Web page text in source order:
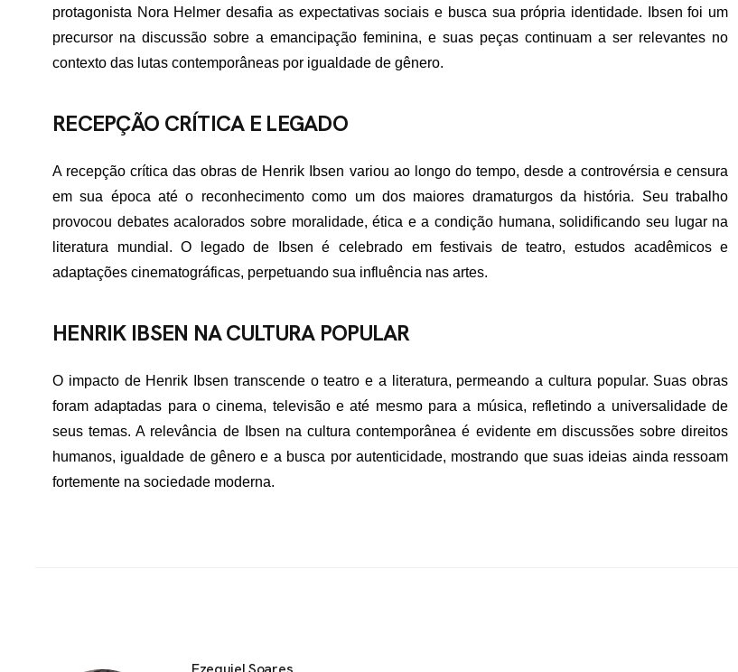
protagonista Nora Helmer desafia as expectativas sociais e busca sua própria identidade. Ibsen foi um
precursor na discussão sobre a emancipação feminina, e suas peças continuam a ser relevantes no
contexto das lutas contemporâneas por igualdade de gênero.
RECEPÇÃO CRÍTICA E LEGADO
A recepção crítica das obras de Henrik Ibsen variou ao longo do tempo, desde a controvérsia e censura
em sua época até o reconhecimento como um dos maiores dramaturgos da história. Seu trabalho
provocou debates acalorados sobre moralidade, ética e a condição humana, solidificando seu lugar na
literatura mundial. O legado de Ibsen é celebrado em festivais de teatro, estudos acadêmicos e
adaptações cinematográficas, perpetuando sua influência nas artes.
HENRIK IBSEN NA CULTURA POPULAR
O impacto de Henrik Ibsen transcende o teatro e a literatura, permeando a cultura popular. Suas obras
foram adaptadas para o cinema, televisão e até mesmo para a música, refletindo a universalidade de
seus temas. A relevância de Ibsen na cultura contemporânea é evidente em discussões sobre direitos
humanos, igualdade de gênero e a busca por autenticidade, mostrando que suas ideias ainda ressoam
fortemente na sociedade moderna.